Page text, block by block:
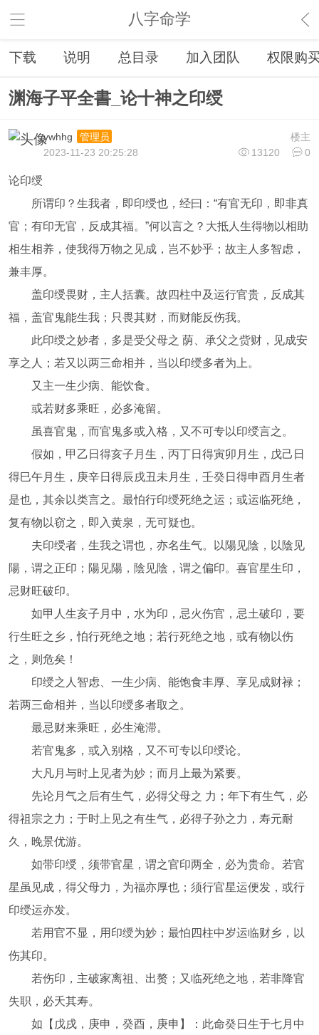
八字命学
下载 说明 总目录 加入团队 权限购
渊海子平全書_论十神之印绶
楼主
ywhhg
管理员
13120
0
2023-11-23 20:25:28
论印绶
所谓印？生我者，即印绶也，经曰：“有官无印，即非真
官；有印无官，反成其福。”何以言之？大抵人生得物以相助
相生相养，使我得万物之见成，岂不妙乎；故主人多智虑，
兼丰厚。
盖印绶畏财，主人括囊。故四柱中及运行官贵，反成其
福，盖官鬼能生我；只畏其财，而财能反伤我。
此印绶之妙者，多是受父母之 荫、承父之赀财，见成安
享之人；若又以两三命相并，当以印绶多者为上。
又主一生少病、能饮食。
或若财多乘旺，必多淹留。
虽喜官鬼，而官鬼多或入格，又不可专以印绶言之。
假如，甲乙日得亥子月生，丙丁日得寅卯月生，戊己日
得巳午月生，庚辛日得辰戌丑未月生，壬癸日得申酉月生者
是也，其余以类言之。最怕行印绶死绝之运；或运临死绝，
复有物以窃之，即入黄泉，无可疑也。
夫印绶者，生我之谓也，亦名生气。以陽见陰，以陰见
陽，谓之正印；陽见陽，陰见陰，谓之偏印。喜官星生印，
忌财旺破印。
如甲人生亥子月中，水为印，忌火伤官，忌土破印，要
行生旺之乡，怕行死绝之地；若行死绝之地，或有物以伤
之，则危矣！
印绶之人智虑、一生少病、能饱食丰厚、享见成财禄；
若两三命相并，当以印绶多者取之。
最忌财来乘旺，必生淹滞。
若官鬼多，或入别格，又不可专以印绶论。
大凡月与时上见者为妙；而月上最为紧要。
先论月气之后有生气，必得父母之 力；年下有生气，必
得祖宗之力；于时上见之有生气，必得子孙之力，寿元耐
久，晚景优游。
如带印绶，须带官星，谓之官印两全，必为贵命。若官
星虽见成，得父母力，为福亦厚也；须行官星运便发，或行
印绶运亦发。
若用官不显，用印绶为妙；最怕四柱中岁运临财乡，以
伤其印。
若伤印，主破家离祖、出赘；又临死绝之地，若非降官
失职，必夭其寿。
如【戊戌，庚申，癸酉，庚申】：此命癸日生于七月中